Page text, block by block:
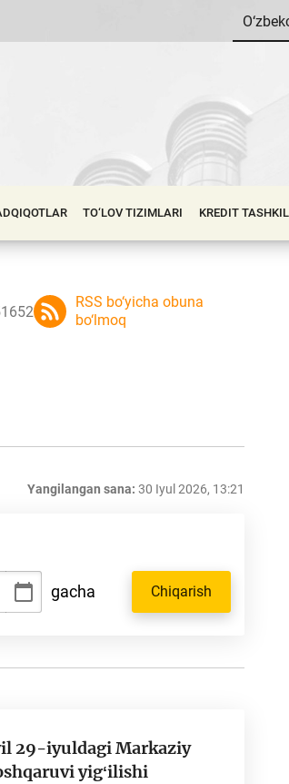
TO‘LOV TIZIMLARI KREDIT
RSS bo‘yicha obuna
bo‘lmoq
Yangilangan sana: 30 Iyul 2026, 13:21
gacha Chiqarish
29-iyuldagi Markaziy
yigʻilishi